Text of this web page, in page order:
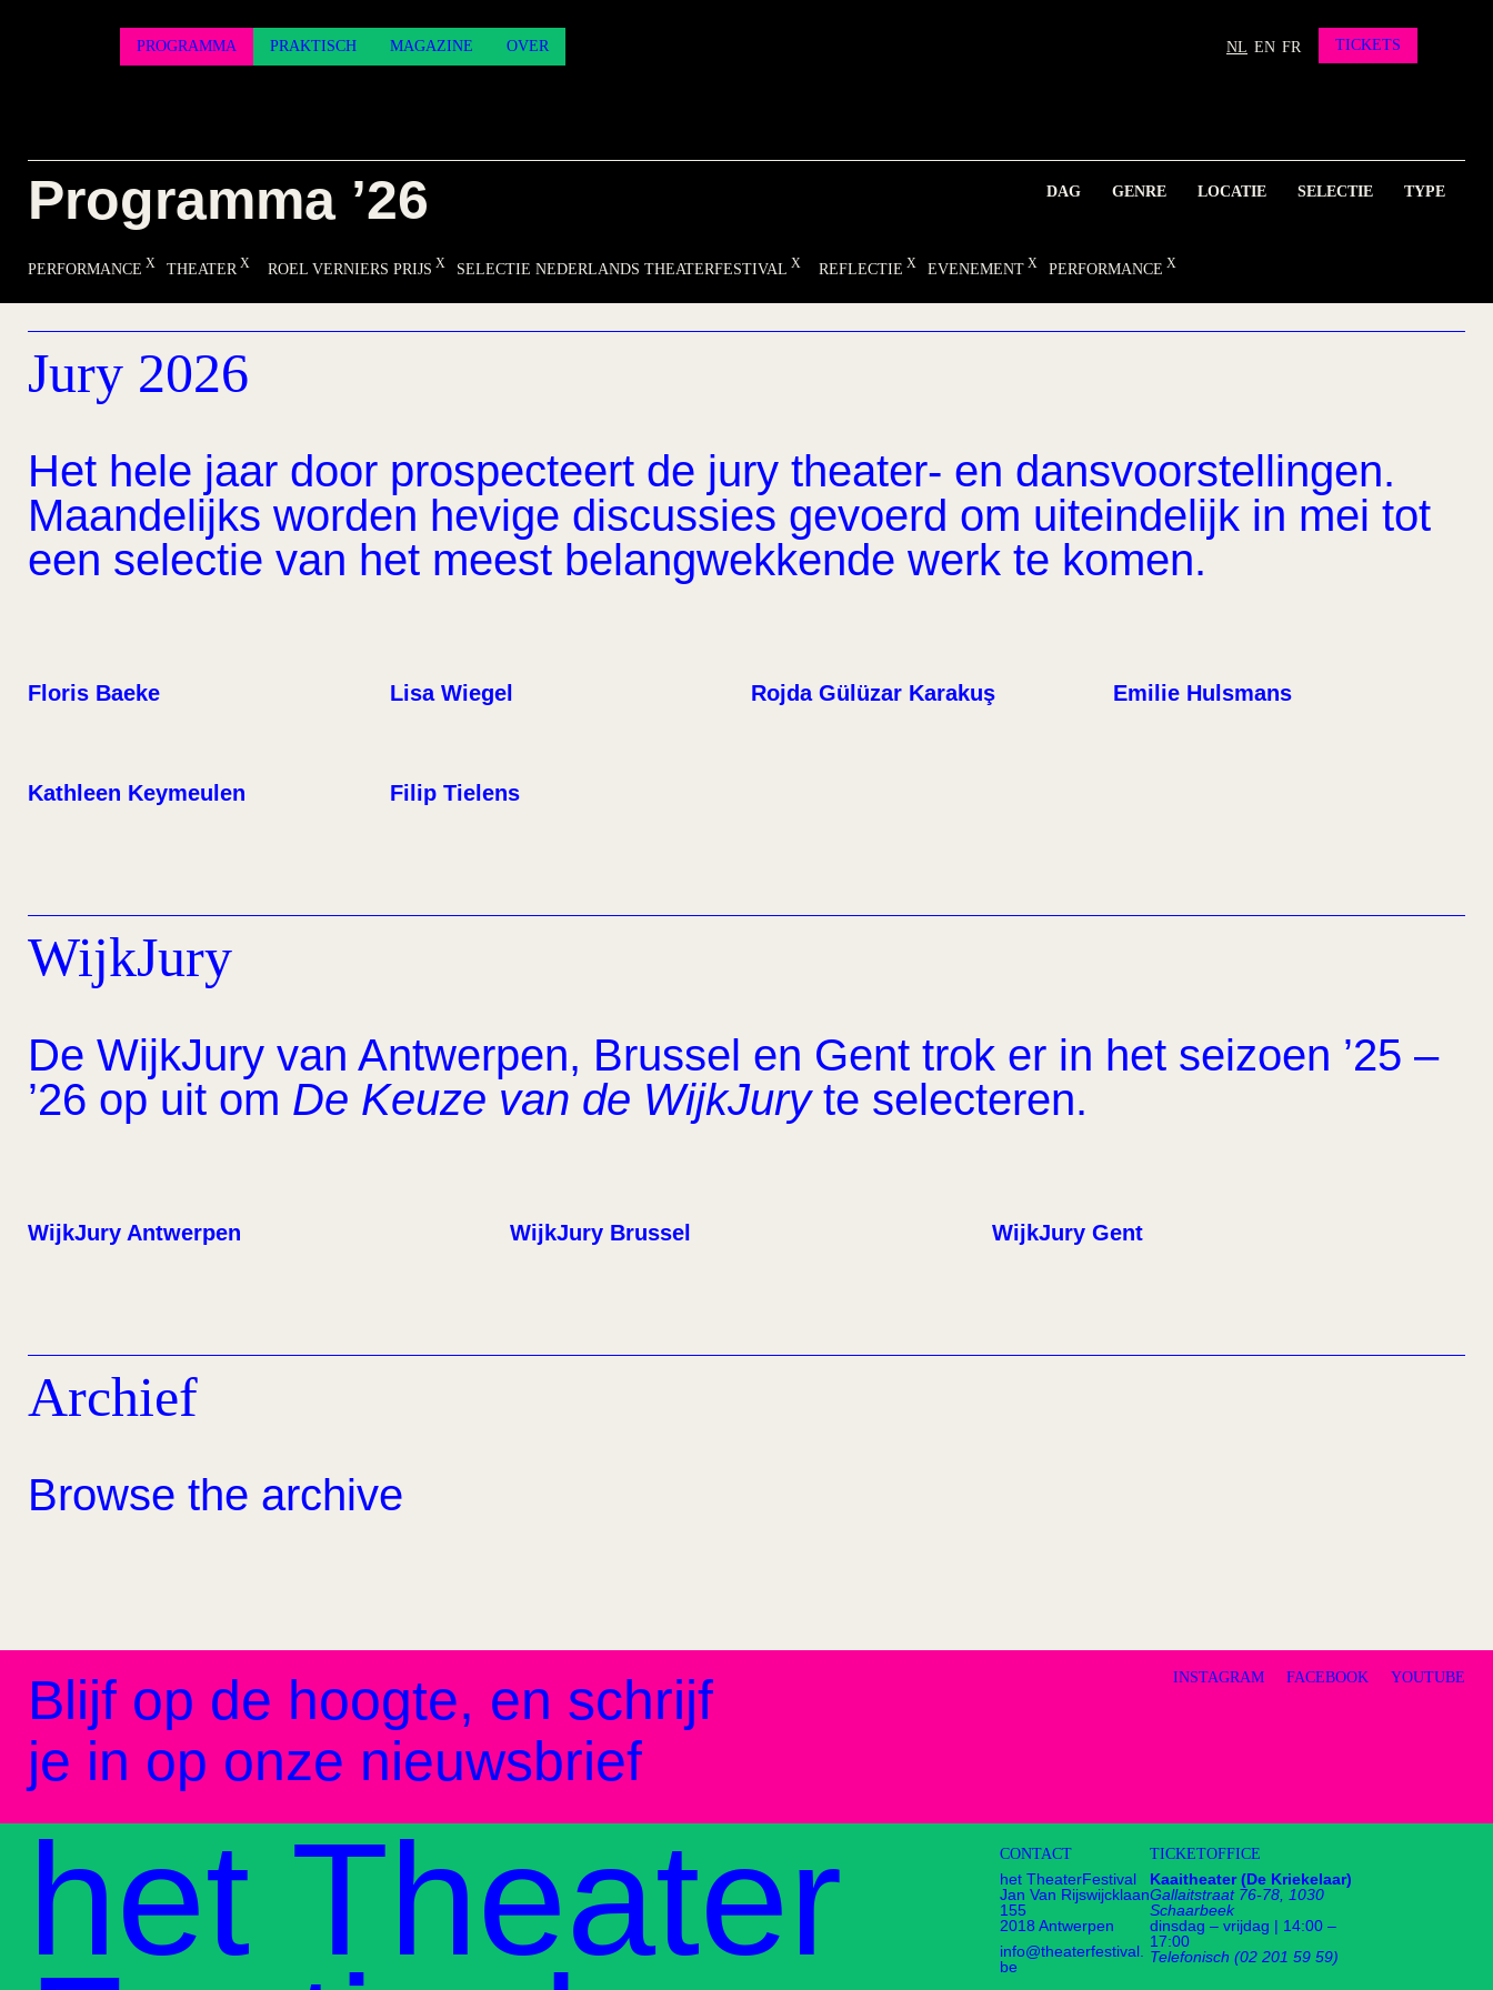
NL EN FR
PROGRAMMA PRAKTISCH MAGAZINE OVER TICKETS
Programma ’26 DAG GENRE LOCATIE SELECTIE TYPE
PERFORMANCE THEATER ROEL VERNIERS PRIJS SELECTIE NEDERLANDS THEATERFESTIVAL REFLECTIE EVENEMENT PERFORMANCE
Jury 2026
Het hele jaar door prospecteert de jury theater- en dansvoorstellingen.
Maandelijks worden hevige discussies gevoerd om uiteindelijk in mei tot
een selectie van het meest belangwekkende werk te komen.
Floris Baeke Lisa Wiegel Rojda Gülüzar Karakuş Emilie Hulsmans
Kathleen Keymeulen Filip Tielens
WijkJury
De WijkJury van Antwerpen, Brussel en Gent trok er in het seizoen ’25 –
’26 op uit om De Keuze van de WijkJuryte selecteren.
WijkJury Antwerpen WijkJury Brussel WijkJury Gent
Archief
Browse the archive
Blijf op de hoogte, en schrijf
je in op onze nieuwsbrief
INSTAGRAM FACEBOOK YOUTUBE
het Theater CONTACT
het TheaterFestival
Jan Van Rijswijcklaan
155
2018 Antwerpen
info@theaterfestival.
be
TICKETOFFICE
Kaaitheater (De Kriekelaar)
Gallaitstraat 76-78, 1030
Schaarbeek
dinsdag – vrijdag | 14:00 –
17:00
Telefonisch (02 201 59 59)